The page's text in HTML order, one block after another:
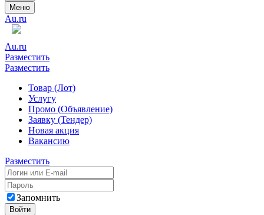
Меню
Au.ru
Au.ru
Разместить
Разместить
Товар (Лот)
Услугу
Промо (Объявление)
Заявку (Тендер)
Новая акция
Вакансию
Разместить
Запомнить
Войти